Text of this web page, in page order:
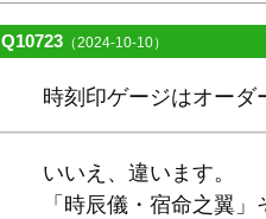
Q10723 （2024-10-10）
時刻印ゲージはオーダ
いいえ、違います。
「時辰儀・宿命之翼